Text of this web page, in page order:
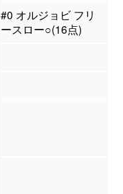
#0 オルジョビ フリ
ースロー○(16点)